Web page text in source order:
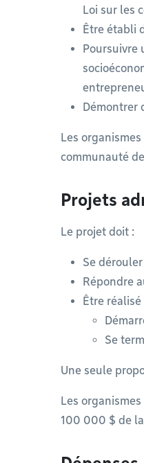
Loi sur les
Être établi
Poursuivre
Démontrer
Les
communauté
Projets
Le projet doit :
Se
Répondre
Être
Se
Une seule
Les
100 000 $ de